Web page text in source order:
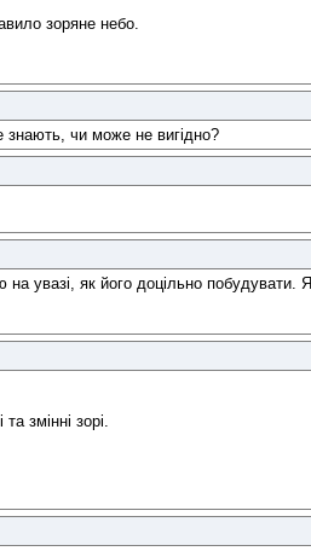
зоряне небо.
знають, чи може не вигідно?
увазі, як його доцільно побудувати.
змінні зорі.